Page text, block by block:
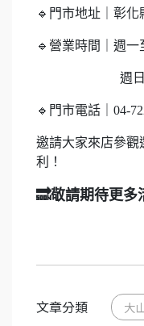
🔹門市地址｜彰
🔹營業時間｜週一
週日公
🔹門市電話｜04-
邀請大家來店參觀
利！
🔜敬請期待更多
文章分類 大